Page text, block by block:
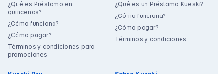
¿Qué es Préstamo en
quincenas?
¿Cómo funciona?
¿Cómo pagar?
Términos y condiciones para
promociones
¿Qué es un Préstamo Kueski?
¿Cómo funciona?
¿Cómo pagar?
Términos y condiciones